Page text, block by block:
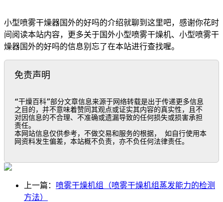
小型喷雾干燥器国外的好吗的介绍就聊到这里吧，感谢你花时
间阅读本站内容，更多关于国外小型喷雾干燥机、小型喷雾干
燥器国外的好吗的信息别忘了在本站进行查找喔。
免责声明
“干燥百科”部分文章信息来源于网络转载是出于传递更多信息
之目的，并不意味着赞同其观点或证实其内容的真实性，且不
对因信息的不合理、不准确或遗漏导致的任何损失或损害承担
责任。
本网站信息仅供参考，不做交易和服务的根据， 如自行使用本
网资料发生偏差，本站概不负责，亦不负任何法律责任。
上一篇： 喷雾干燥机组（喷雾干燥机组蒸发能力的检测
方法）